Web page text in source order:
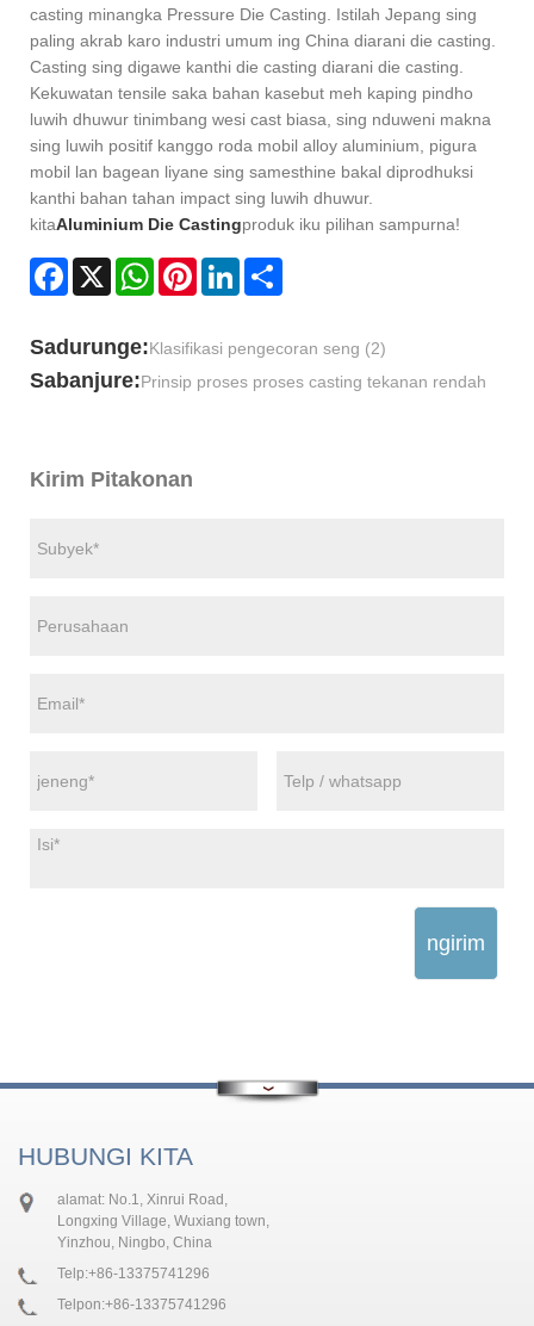
casting minangka Pressure Die Casting. Istilah Jepang sing
paling akrab karo industri umum ing China diarani die casting.
Casting sing digawe kanthi die casting diarani die casting.
Kekuwatan tensile saka bahan kasebut meh kaping pindho
luwih dhuwur tinimbang wesi cast biasa, sing nduweni makna
sing luwih positif kanggo roda mobil alloy aluminium, pigura
mobil lan bagean liyane sing samesthine bakal diprodhuksi
kanthi bahan tahan impact sing luwih dhuwur.
kitaAluminium Die Castingproduk iku pilihan sampurna!
Facebook
X WhatsAppPinterestLinkedIn
Sadurunge:Klasifikasi pengecoran seng (2)
Sabanjure:Prinsip proses proses casting tekanan rendah
Kirim Pitakonan
ngirim
HUBUNGI KITA
alamat: No.1, Xinrui Road,
Longxing Village, Wuxiang town,
Yinzhou, Ningbo, China
Telp:+86-13375741296
Telpon:+86-13375741296